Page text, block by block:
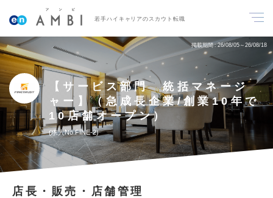
若手ハイキャリアのスカウト転職
掲載期間 26/08/05～26/08/18
【サービス部門 統括マネージ
ャー】（急成長企業/創業10年で
10店舗オープン）
求人No.FINE-2
店長・販売・店舗管理